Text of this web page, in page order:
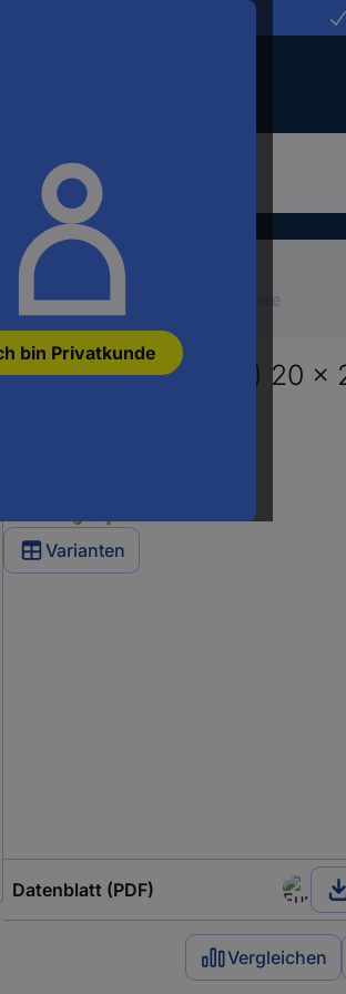
bin Privatkunde
Modellbau Micro-Bausteine
V (max) (L x B x H) 20 x
Varianten
Datenblatt (PDF)
Vergleichen